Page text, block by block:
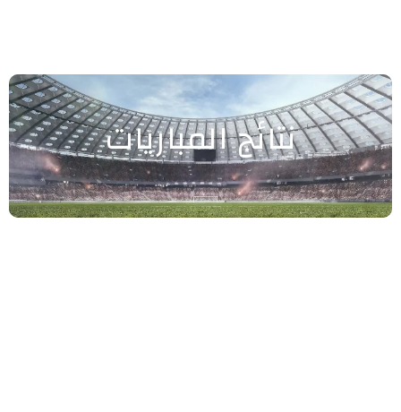
نتائج المباريات